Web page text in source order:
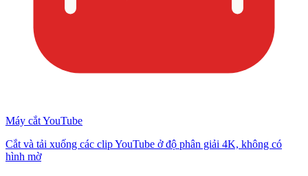
Máy cắt YouTube
Cắt và tải xuống các clip YouTube ở độ phân giải 4K, không có
hình mờ